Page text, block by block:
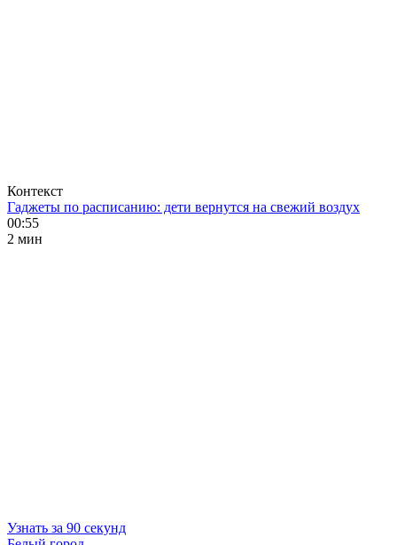
Контекст
Гаджеты по расписанию: дети вернутся на свежий воздух
00:55
2 мин
Узнать за 90 секунд